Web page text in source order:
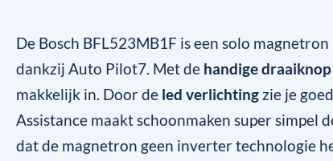
De Bosch BFL523MB1F is een solo
dankzij Auto Pilot7. Met de handige draaiknop
makkelijk in. Door de led verlichting zie je
Assistance maakt schoonmaken super simpel
dat de magnetron geen inverter technologie